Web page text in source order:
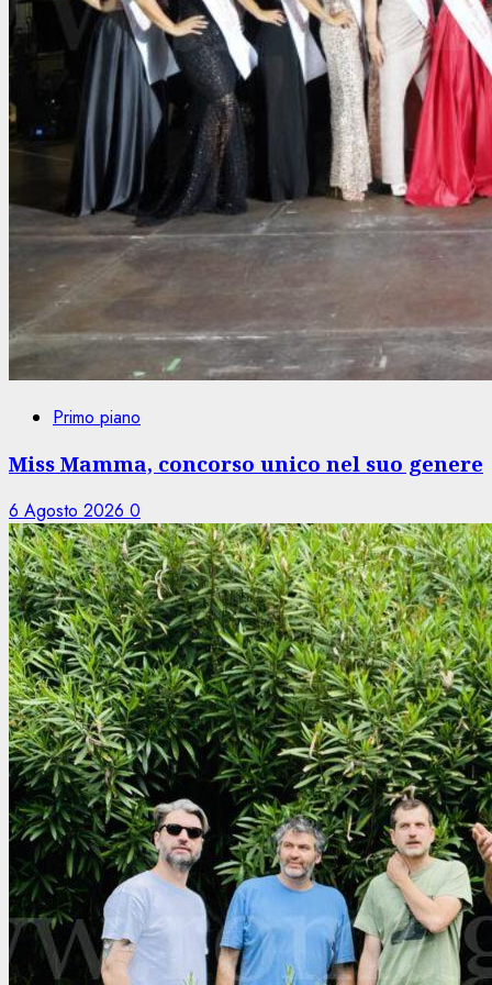
Primo piano
Miss Mamma, concorso unico nel suo genere
6 Agosto 2026 0